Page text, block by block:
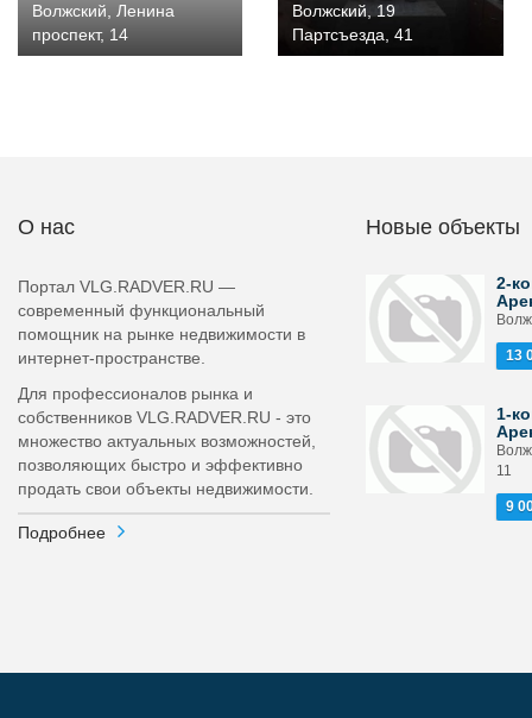
Волжский, Ленина
проспект, 14
Волжский, 19
Партсъезда, 41
О нас
Портал VLG.RADVER.RU —
современный функциональный
помощник на рынке недвижимости в
интернет-пространстве.
Для профессионалов рынка и
собственников VLG.RADVER.RU - это
множество актуальных возможностей,
позволяющих быстро и эффективно
продать свои объекты недвижимости.
Подробнее
Новые объекты
2-
13
1-
11
9